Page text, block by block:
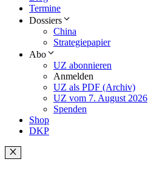
Termine
Dossiers
China
Strategiepapier
Abo
UZ abonnieren
Anmelden
UZ als PDF (Archiv)
UZ vom 7. August 2026
Spenden
Shop
DKP
Schließen